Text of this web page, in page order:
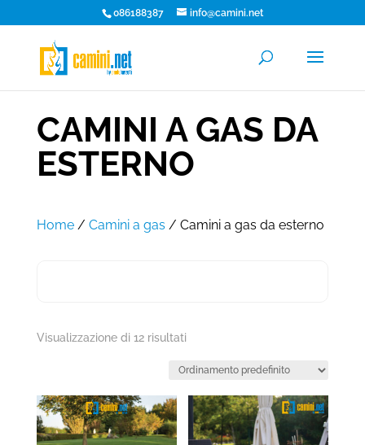
086188387 info@camini.net
CAMINI A GAS DA
ESTERNO
Home/ Camini a gas / Camini a gas da esterno
Visualizzazione di 12 risultati